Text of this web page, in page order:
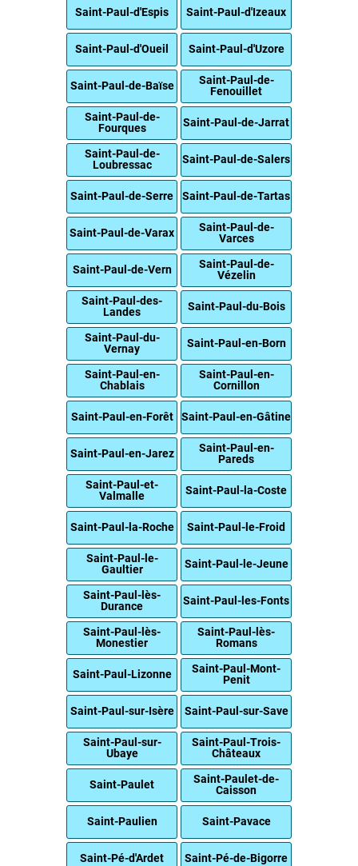
Saint-Paul-d'Espis Saint-Paul-d'Izeaux
Saint-Paul-d'Oueil Saint-Paul-d'Uzore
Saint-Paul-de-Baïse
Saint-Paul-de-
Fenouillet
Saint-Paul-de-
Fourques
Saint-Paul-de-Jarrat
Saint-Paul-de-
Loubressac
Saint-Paul-de-Salers
Saint-Paul-de-Serre Saint-Paul-de-Tartas
Saint-Paul-de-Varax
Saint-Paul-de-
Varces
Saint-Paul-de-Vern
Saint-Paul-de-
Vézelin
Saint-Paul-des-
Landes
Saint-Paul-du-Bois
Saint-Paul-du-
Vernay
Saint-Paul-en-Born
Saint-Paul-en-
Chablais
Saint-Paul-en-
Cornillon
Saint-Paul-en-Forêt Saint-Paul-en-Gâtine
Saint-Paul-en-Jarez
Saint-Paul-en-
Pareds
Saint-Paul-et-
Valmalle
Saint-Paul-la-Coste
Saint-Paul-la-Roche Saint-Paul-le-Froid
Saint-Paul-le-
Gaultier
Saint-Paul-le-Jeune
Saint-Paul-lès-
Durance
Saint-Paul-les-Fonts
Saint-Paul-lès-
Monestier
Saint-Paul-lès-
Romans
Saint-Paul-Lizonne
Saint-Paul-Mont-
Penit
Saint-Paul-sur-Isère Saint-Paul-sur-Save
Saint-Paul-sur-
Ubaye
Saint-Paul-Trois-
Châteaux
Saint-Paulet
Saint-Paulet-de-
Caisson
Saint-Paulien Saint-Pavace
Saint-Pé-d'Ardet Saint-Pé-de-Bigorre